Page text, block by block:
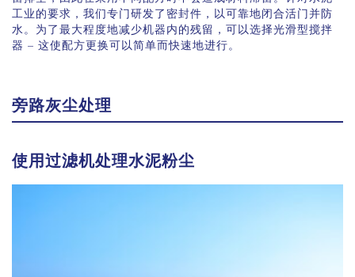
工业的要求，我们专门研发了密封件，以可靠地闭合活门并防
水。为了最大程度地减少机器内的残留，可以选择光滑型搅拌
器 – 这使配方更换可以简单而快速地进行。
旁路灰尘处理
使用过滤机处理水泥粉尘